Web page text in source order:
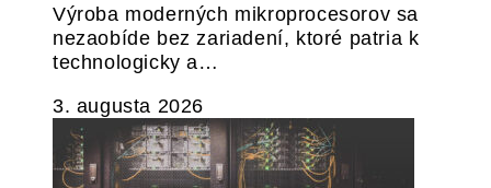
Výroba moderných mikroprocesorov sa
nezaobíde bez zariadení, ktoré patria k
technologicky a…
3. augusta 2026